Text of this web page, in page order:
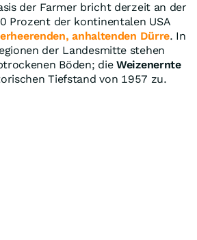
der Farmer bricht derzeit an der
Prozent der kontinentalen USA
anhaltenden Dürre. In
der Landesmitte stehen
Böden; dieWeizenernte
Tiefstand von 1957 zu.